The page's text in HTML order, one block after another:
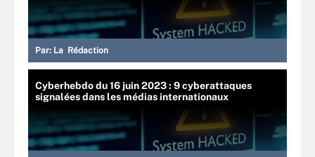
Par: La Rédaction
Cyberhebdo du 16 juin 2023 : 9 cyberattaques
signalées dans les médias internationaux